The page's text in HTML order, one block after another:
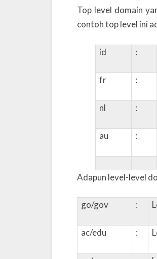
Top level domain
contoh top level ini
id :
fr :
nl :
au :
Adapun level-level
go/gov :
ac/edu :